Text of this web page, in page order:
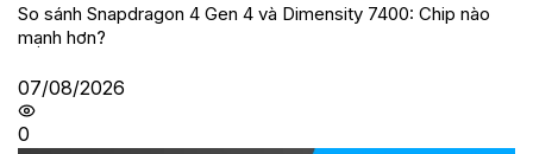
So sánh Snapdragon 4 Gen 4 và Dimensity 7400: Chip nào
mạnh hơn?
07/08/2026
0